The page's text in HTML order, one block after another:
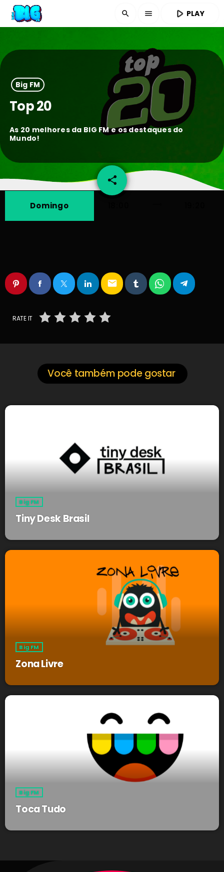
search menu play_arrow PLAY
Big FM
Top 20
As 20 melhores da BIG FM e os destaques do
Mundo!
share
email
Domingo
email
RATE IT
Você também pode gostar
Big FM
Tiny Desk Brasil
Big FM
Zona Livre
Big FM
Toca Tudo